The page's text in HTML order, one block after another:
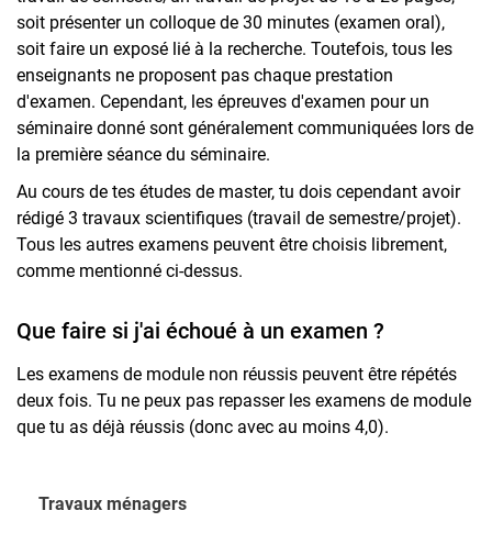
soit présenter un colloque de 30 minutes (examen oral),
soit faire un exposé lié à la recherche. Toutefois, tous les
enseignants ne proposent pas chaque prestation
d'examen. Cependant, les épreuves d'examen pour un
séminaire donné sont généralement communiquées lors de
la première séance du séminaire.
Au cours de tes études de master, tu dois cependant avoir
rédigé 3 travaux scientifiques (travail de semestre/projet).
Tous les autres examens peuvent être choisis librement,
comme mentionné ci-dessus.
Que faire si j'ai échoué à un examen ?
Les examens de module non réussis peuvent être répétés
deux fois. Tu ne peux pas repasser les examens de module
que tu as déjà réussis (donc avec au moins 4,0).
Travaux ménagers